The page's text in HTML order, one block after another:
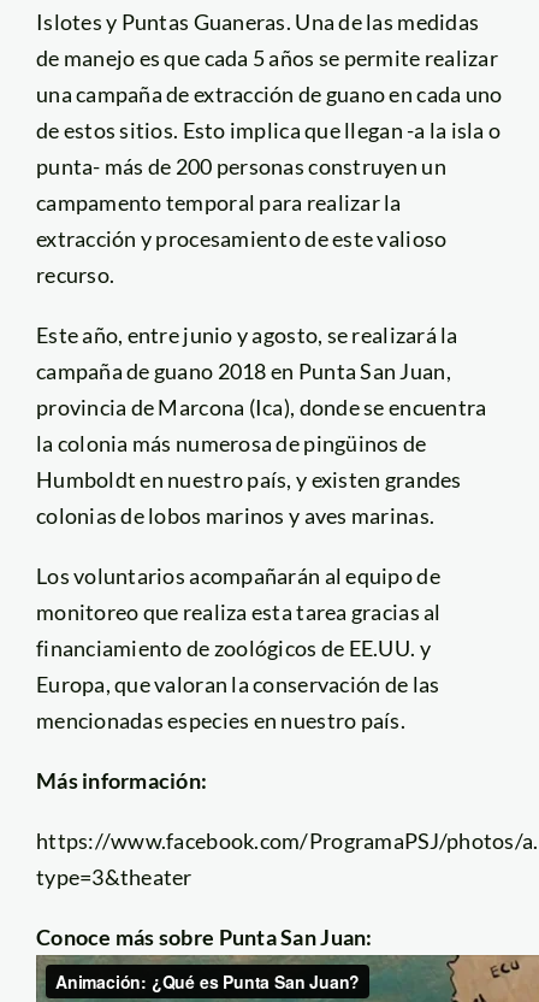
Islotes y Puntas Guaneras. Una de las medidas
de manejo es que cada 5 años se permite realizar
una campaña de extracción de guano en cada uno
de estos sitios. Esto implica que llegan -a la isla o
punta- más de 200 personas construyen un
campamento temporal para realizar la
extracción y procesamiento de este valioso
recurso.
Este año, entre junio y agosto, se realizará la
campaña de guano 2018 en Punta San Juan,
provincia de Marcona (Ica), donde se encuentra
la colonia más numerosa de pingüinos de
Humboldt en nuestro país, y existen grandes
colonias de lobos marinos y aves marinas.
Los voluntarios acompañarán al equipo de
monitoreo que realiza esta tarea gracias al
financiamiento de zoológicos de EE.UU. y
Europa, que valoran la conservación de las
mencionadas especies en nuestro país.
Más información:
https://www.facebook.com/ProgramaPSJ/photos/
type=3&theater
Conoce más sobre Punta San Juan: